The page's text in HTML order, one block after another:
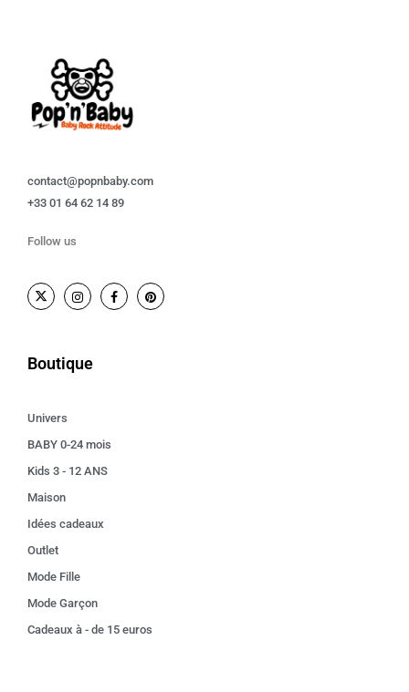
contact@popnbaby.com
+33 01 64 62 14 89
Follow us
Boutique
Univers
BABY 0-24 mois
Kids 3 - 12 ANS
Maison
Idées cadeaux
Outlet
Mode Fille
Mode Garçon
Cadeaux à - de 15 euros